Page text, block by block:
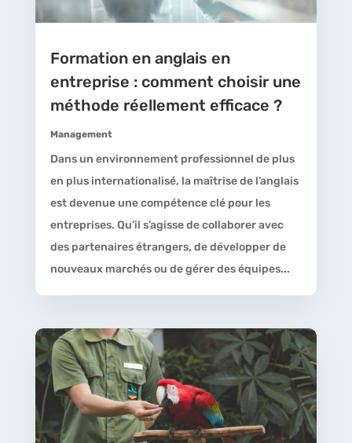
Formation en anglais en
entreprise : comment choisir une
méthode réellement efficace ?
Management
Dans un environnement professionnel de plus
en plus internationalisé, la maîtrise de l’anglais
est devenue une compétence clé pour les
entreprises. Qu’il s’agisse de collaborer avec
des partenaires étrangers, de développer de
nouveaux marchés ou de gérer des équipes...